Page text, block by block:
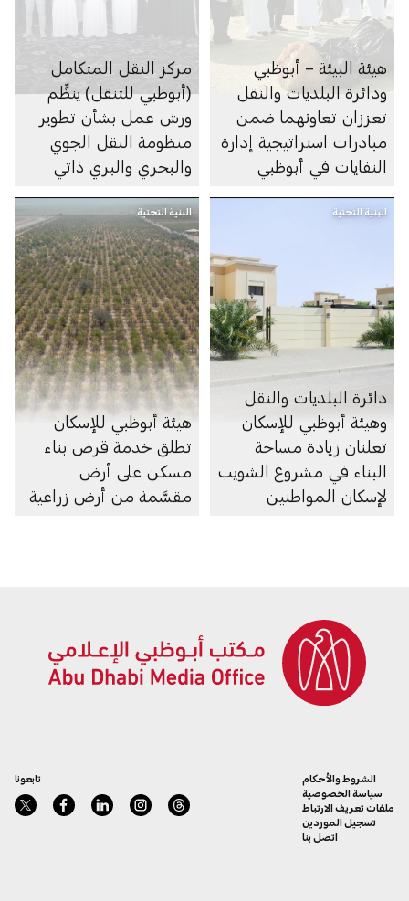
هيئة البيئة – أبوظبي
ودائرة البلديات والنقل
تعززان تعاونهما ضمن
مبادرات استراتيجية إدارة
النفايات في أبوظبي
مركز النقل المتكامل
(أبوظبي للتنقل) ينظِّم
ورش عمل بشأن تطوير
منظومة النقل الجوي
والبحري والبري ذاتي
البنية التحتية
دائرة البلديات والنقل
وهيئة أبوظبي للإسكان
تعلنان زيادة مساحة
البناء في مشروع الشويب
لإسكان المواطنين
البنية التحتية
هيئة أبوظبي للإسكان
تطلق خدمة قرض بناء
مسكن على أرض
مقسَّمة من أرض زراعية
تابعونا
الشروط والأحكام
سياسة الخصوصية
ملفات تعريف الارتباط
تسجيل الموردين
اتصل بنا